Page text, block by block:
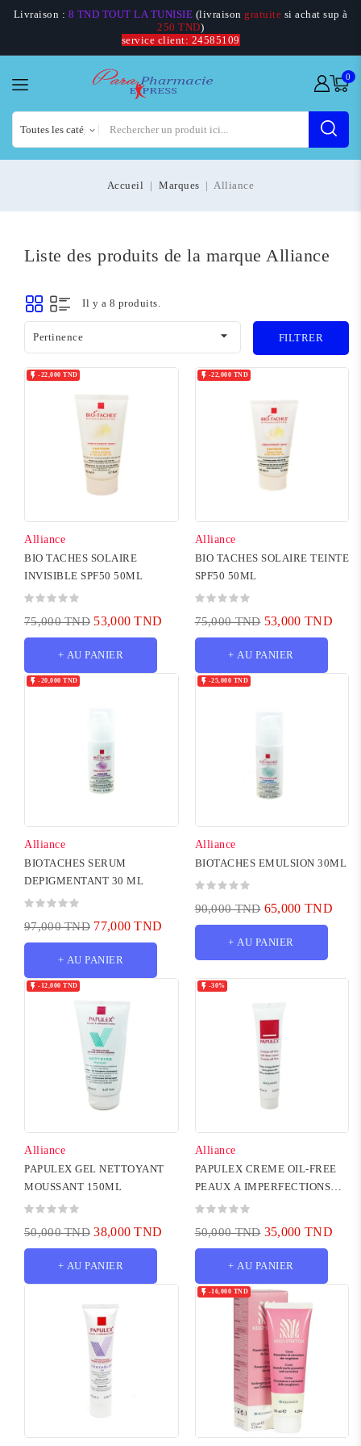
Livraison : 8 TND TOUT LA TUNISIE (livraison gratuite si achat sup à
250 TND)
service client: 24585109
0
Accueil Marques Alliance
Liste des produits de la marque Alliance
Il y a 8 produits.
Pertinence  FILTRER
 -22,000 TND
Alliance
BIO TACHES SOLAIRE
INVISIBLE SPF50 50ML
75,000 TND 53,000 TND
+ AU PANIER
 -22,000 TND
Alliance
BIO TACHES SOLAIRE TEINTE
SPF50 50ML
75,000 TND 53,000 TND
+ AU PANIER
 -20,000 TND
Alliance
BIOTACHES SERUM
DEPIGMENTANT 30 ML
97,000 TND 77,000 TND
+ AU PANIER
 -25,000 TND
Alliance
BIOTACHES EMULSION 30ML
90,000 TND 65,000 TND
+ AU PANIER
 -12,000 TND
Alliance
PAPULEX GEL NETTOYANT
MOUSSANT 150ML
50,000 TND 38,000 TND
+ AU PANIER
 -30%
Alliance
PAPULEX CREME OIL-FREE
PEAUX A IMPERFECTIONS
40ML
50,000 TND 35,000 TND
+ AU PANIER
 -16,000 TND